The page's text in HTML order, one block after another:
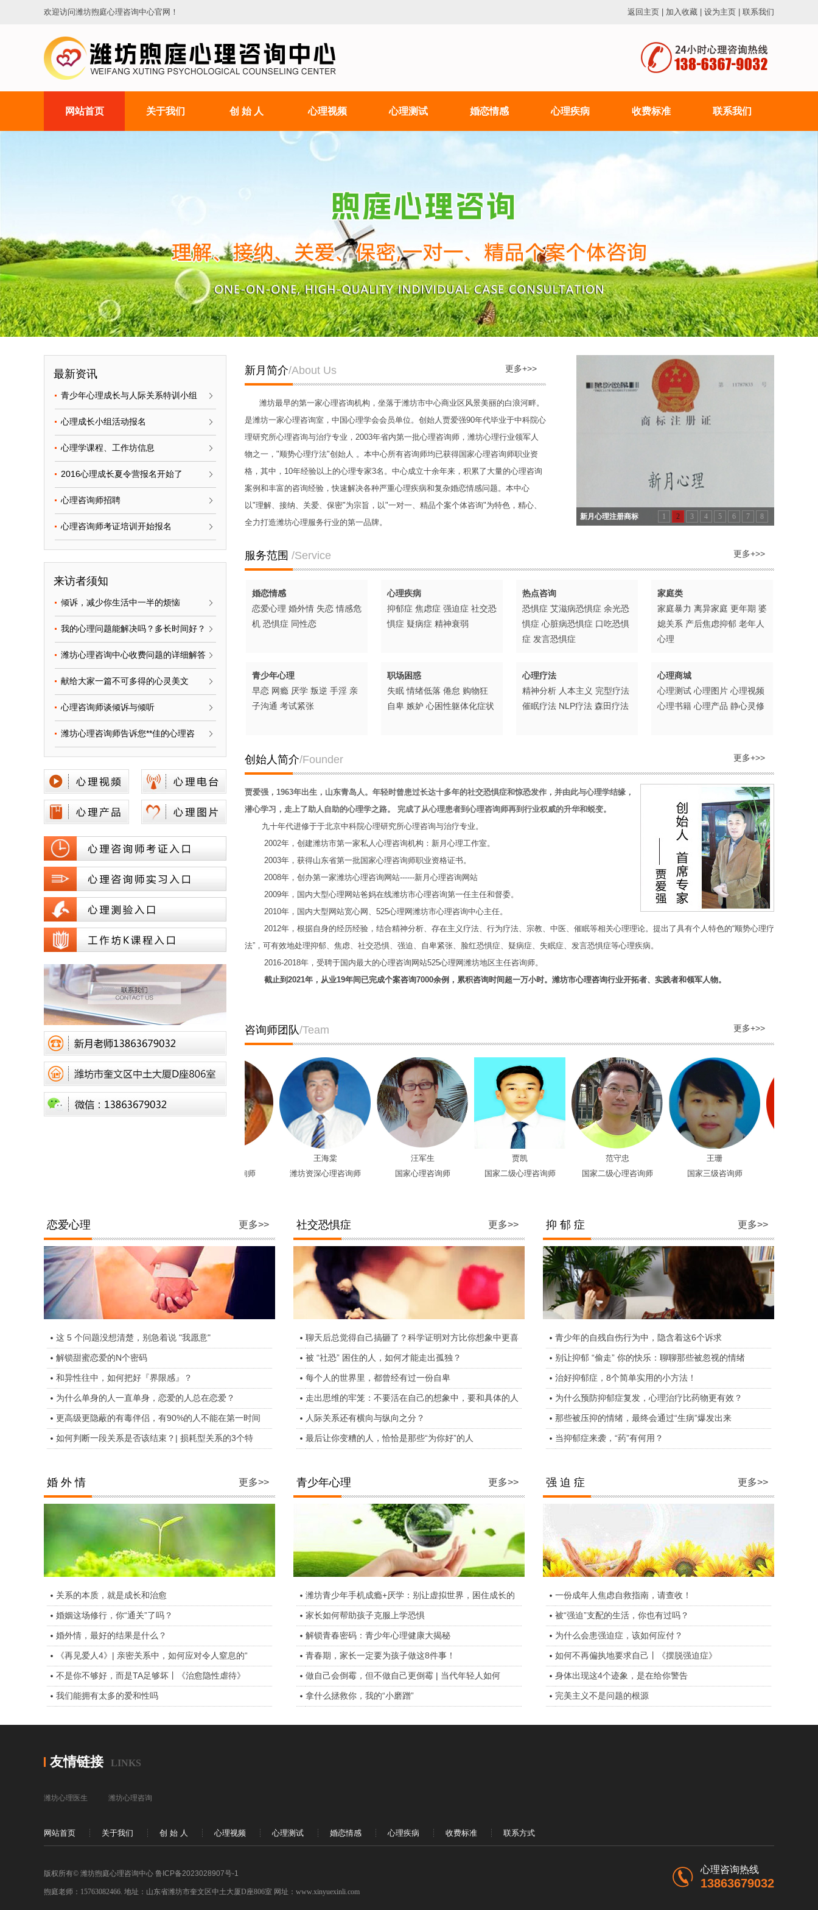
欢迎访问潍坊煦庭心理咨询中心官网！ 返回主页 加入收藏 设为主页 联系我们
网站首页 关于我们 创 始 人 心理视频 心理测试 婚恋情感 心理疾病 收费标准 联系我们
最新资讯
青少年心理成长与人际关系特训小组
心理成长小组活动报名
心理学课程、工作坊信息
2016心理成长夏令营报名开始了
心理咨询师招聘
心理咨询师考证培训开始报名
来访者须知
倾诉，减少你生活中一半的烦恼
我的心理问题能解决吗？多长时间好？
潍坊心理咨询中心收费问题的详细解答
献给大家一篇不可多得的心灵美文
心理咨询师谈倾诉与倾听
潍坊心理咨询师告诉您**佳的心理咨
新月简介/About Us 更多+>>
潍坊最早的第一家心理咨询机构，坐落于潍坊市中心商业区风景美丽的白浪河畔。
是潍坊一家心理咨询室，中国心理学会会员单位。创始人贾爱强90年代毕业于中科院心
理研究所心理咨询与治疗专业，2003年省内第一批心理咨询师，潍坊心理行业领军人
物之一，"顺势心理疗法"创始人 。本中心所有咨询师均已获得国家心理咨询师职业资
格，其中，10年经验以上的心理专家3名。中心成立十余年来，积累了大量的心理咨询
案例和丰富的咨询经验，快速解决各种严重心理疾病和复杂婚恋情感问题。本中心
以"理解、接纳、关爱、保密"为宗旨，以"一对一、精品个案个体咨询"为特色，精心、
全力打造潍坊心理服务行业的第一品牌。
新月心理注册商标 1 2 3 4 5 6 7 8
服务范围 /Service 更多+>>
婚恋情感
恋爱心理 婚外情 失恋 情感危
机 恐惧症 同性恋
心理疾病
抑郁症 焦虑症 强迫症 社交恐
惧症 疑病症 精神衰弱
热点咨询
恐惧症 艾滋病恐惧症 余光恐
惧症 心脏病恐惧症 口吃恐惧
症 发言恐惧症
家庭类
家庭暴力 离异家庭 更年期 婆
媳关系 产后焦虑抑郁 老年人
心理
青少年心理
早恋 网瘾 厌学 叛逆 手淫 亲
子沟通 考试紧张
职场困惑
失眠 情绪低落 倦怠 购物狂
自卑 嫉妒 心困性躯体化症状
心理疗法
精神分析 人本主义 完型疗法
催眠疗法 NLP疗法 森田疗法
心理商城
心理测试 心理图片 心理视频
心理书籍 心理产品 静心灵修
创始人简介/Founder 更多+>>
贾爱强，1963年出生，山东青岛人。年轻时曾患过长达十多年的社交恐惧症和惊恐发作，并由此与心理学结缘，
潜心学习，走上了助人自助的心理学之路。 完成了从心理患者到心理咨询师再到 行业权威的升华和蜕变。
九十年代进修于于北京中科院心理研究所心理咨询与治疗专业。
2002年，创建潍坊市第一家私人心理咨询机构：新月心理工作室。
2003年，获得山东省第一批国家心理咨询师职业资格证书。
2008年，创办第一家潍坊心理咨询网站------新月心理咨询网站
2009年，国内大型心理网站爸妈在线潍坊市心理咨询第一任主任和督委。
2010年，国内大型网站宽心网、525心理网潍坊市心理咨询中心主任。
2012年，根据自身的经历经验，结合精神分析、存在主义疗法、行为疗法、宗教、中医、催眠等相关心理理论。提出了具有个人特色的“顺势心理疗
法”，可有效地处理抑郁、焦虑、社交恐惧、强迫、自卑紧张、脸红恐惧症、疑病症、失眠症、发言恐惧症等心理疾病。
2016-2018年，受聘于国内最大的心理咨询网站525心理网潍坊地区主任咨询师。
截止到2021年， 从业19年间已完成个案咨询7000余例，累积咨询时间超一万小时。潍坊市心理咨询行业开拓者、实践者和领军人物。
咨询师团队/Team 更多+>>
潍坊资深心理咨询师
国家心理咨询师
国家二级心理咨询师
国家二级心理咨询师
国家三级咨询师
资深心理咨询师
恋爱心理 更多>>
这 5 个问题没想清楚，别急着说 "我愿意"
解锁甜蜜恋爱的N个密码
和异性往中，如何把好『界限感』？
为什么单身的人一直单身，恋爱的人总在恋爱？
更高级更隐蔽的有毒伴侣，有90%的人不能在第一时间
如何判断一段关系是否该结束？| 损耗型关系的3个特
社交恐惧症 更多>>
聊天后总觉得自己搞砸了？科学证明对方比你想象中更喜
被 “社恐” 困住的人，如何才能走出孤独？
每个人的世界里，都曾经有过一份自卑
走出思维的牢笼：不要活在自己的想象中，要和具体的人
人际关系还有横向与纵向之分？
最后让你变糟的人，恰恰是那些“为你好”的人
抑 郁 症 更多>>
青少年的自残自伤行为中，隐含着这6个诉求
别让抑郁 “偷走” 你的快乐：聊聊那些被忽视的情绪
治好抑郁症，8个简单实用的小方法！
为什么预防抑郁症复发，心理治疗比药物更有效？
那些被压抑的情绪，最终会通过“生病”爆发出来
当抑郁症来袭，“药”有何用？
婚 外 情 更多>>
关系的本质，就是成长和治愈
婚姻这场修行，你“通关”了吗？
婚外情，最好的结果是什么？
《再见爱人4》| 亲密关系中，如何应对令人窒息的“
不是你不够好，而是TA足够坏丨《治愈隐性虐待》
我们能拥有太多的爱和性吗
青少年心理 更多>>
潍坊青少年手机成瘾+厌学：别让虚拟世界，困住成长的
家长如何帮助孩子克服上学恐惧
解锁青春密码：青少年心理健康大揭秘
青春期，家长一定要为孩子做这8件事！
做自己会倒霉，但不做自己更倒霉 | 当代年轻人如何
拿什么拯救你，我的“小磨蹭”
强 迫 症 更多>>
一份成年人焦虑自救指南，请查收！
被“强迫”支配的生活，你也有过吗？
为什么会患强迫症，该如何应付？
如何不再偏执地要求自己丨《摆脱强迫症》
身体出现这4个迹象，是在给你警告
完美主义不是问题的根源
友情链接 LINKS
潍坊心理医生 潍坊心理咨询
网站首页 关于我们 创 始 人 心理视频 心理测试 婚恋情感 心理疾病 收费标准 联系方式
版权所有© 潍坊煦庭心理咨询中心 鲁ICP备2023028907号-1
煦庭老师：15763082466. 地址：山东省潍坊市奎文区中土大厦D座806室 网址：www.xinyuexinli.com
心理咨询热线
13863679032